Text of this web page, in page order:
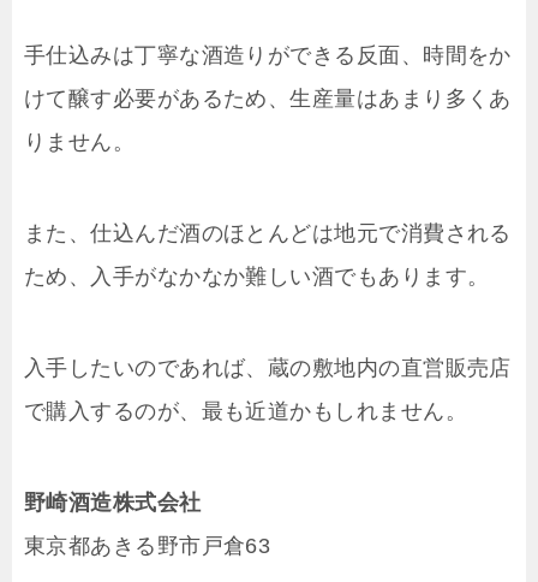
手仕込みは丁寧な酒造りができる反面、時間をか
けて醸す必要があるため、生産量はあまり多くあ
りません。
また、仕込んだ酒のほとんどは地元で消費される
ため、入手がなかなか難しい酒でもあります。
入手したいのであれば、蔵の敷地内の直営販売店
で購入するのが、最も近道かもしれません。
野崎酒造株式会社
東京都あきる野市戸倉63